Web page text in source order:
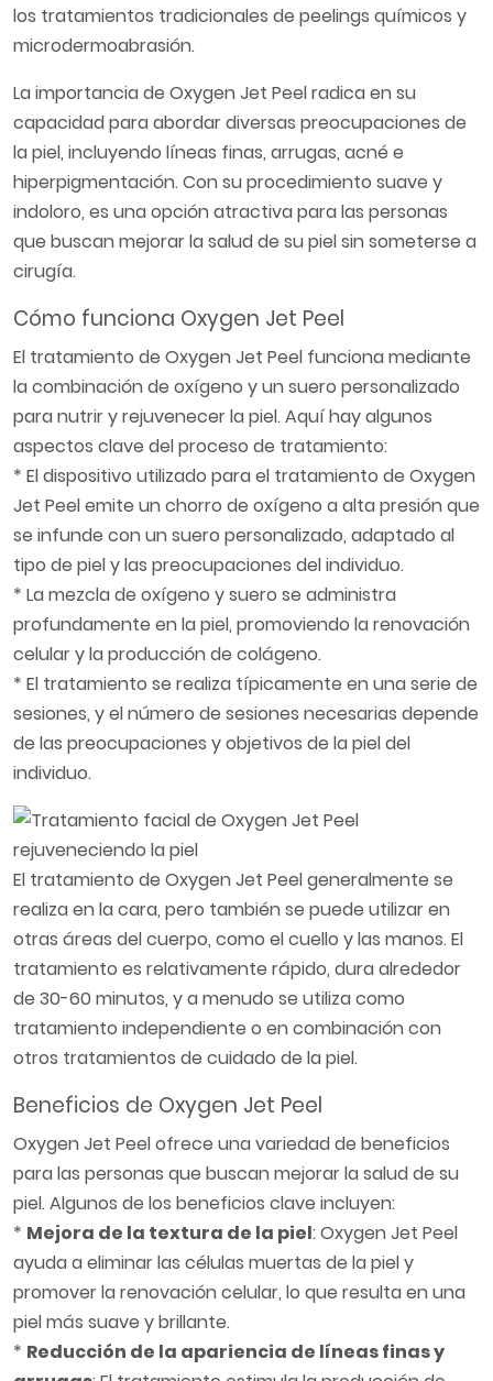
los tratamientos tradicionales de peelings químicos y
microdermoabrasión.
La importancia de Oxygen Jet Peel radica en su
capacidad para abordar diversas preocupaciones de
la piel, incluyendo líneas finas, arrugas, acné e
hiperpigmentación. Con su procedimiento suave y
indoloro, es una opción atractiva para las personas
que buscan mejorar la salud de su piel sin someterse a
cirugía.
Cómo funciona Oxygen Jet Peel
El tratamiento de Oxygen Jet Peel funciona mediante
la combinación de oxígeno y un suero personalizado
para nutrir y rejuvenecer la piel. Aquí hay algunos
aspectos clave del proceso de tratamiento:
* El dispositivo utilizado para el tratamiento de Oxygen
Jet Peel emite un chorro de oxígeno a alta presión que
se infunde con un suero personalizado, adaptado al
tipo de piel y las preocupaciones del individuo.
* La mezcla de oxígeno y suero se administra
profundamente en la piel, promoviendo la renovación
celular y la producción de colágeno.
* El tratamiento se realiza típicamente en una serie de
sesiones, y el número de sesiones necesarias depende
de las preocupaciones y objetivos de la piel del
individuo.
El tratamiento de Oxygen Jet Peel generalmente se
realiza en la cara, pero también se puede utilizar en
otras áreas del cuerpo, como el cuello y las manos. El
tratamiento es relativamente rápido, dura alrededor
de 30-60 minutos, y a menudo se utiliza como
tratamiento independiente o en combinación con
otros tratamientos de cuidado de la piel.
Beneficios de Oxygen Jet Peel
Oxygen Jet Peel ofrece una variedad de beneficios
para las personas que buscan mejorar la salud de su
piel. Algunos de los beneficios clave incluyen:
* Mejora de la textura de la piel: Oxygen Jet Peel
ayuda a eliminar las células muertas de la piel y
promover la renovación celular, lo que resulta en una
piel más suave y brillante.
* Reducción de la apariencia de líneas finas y